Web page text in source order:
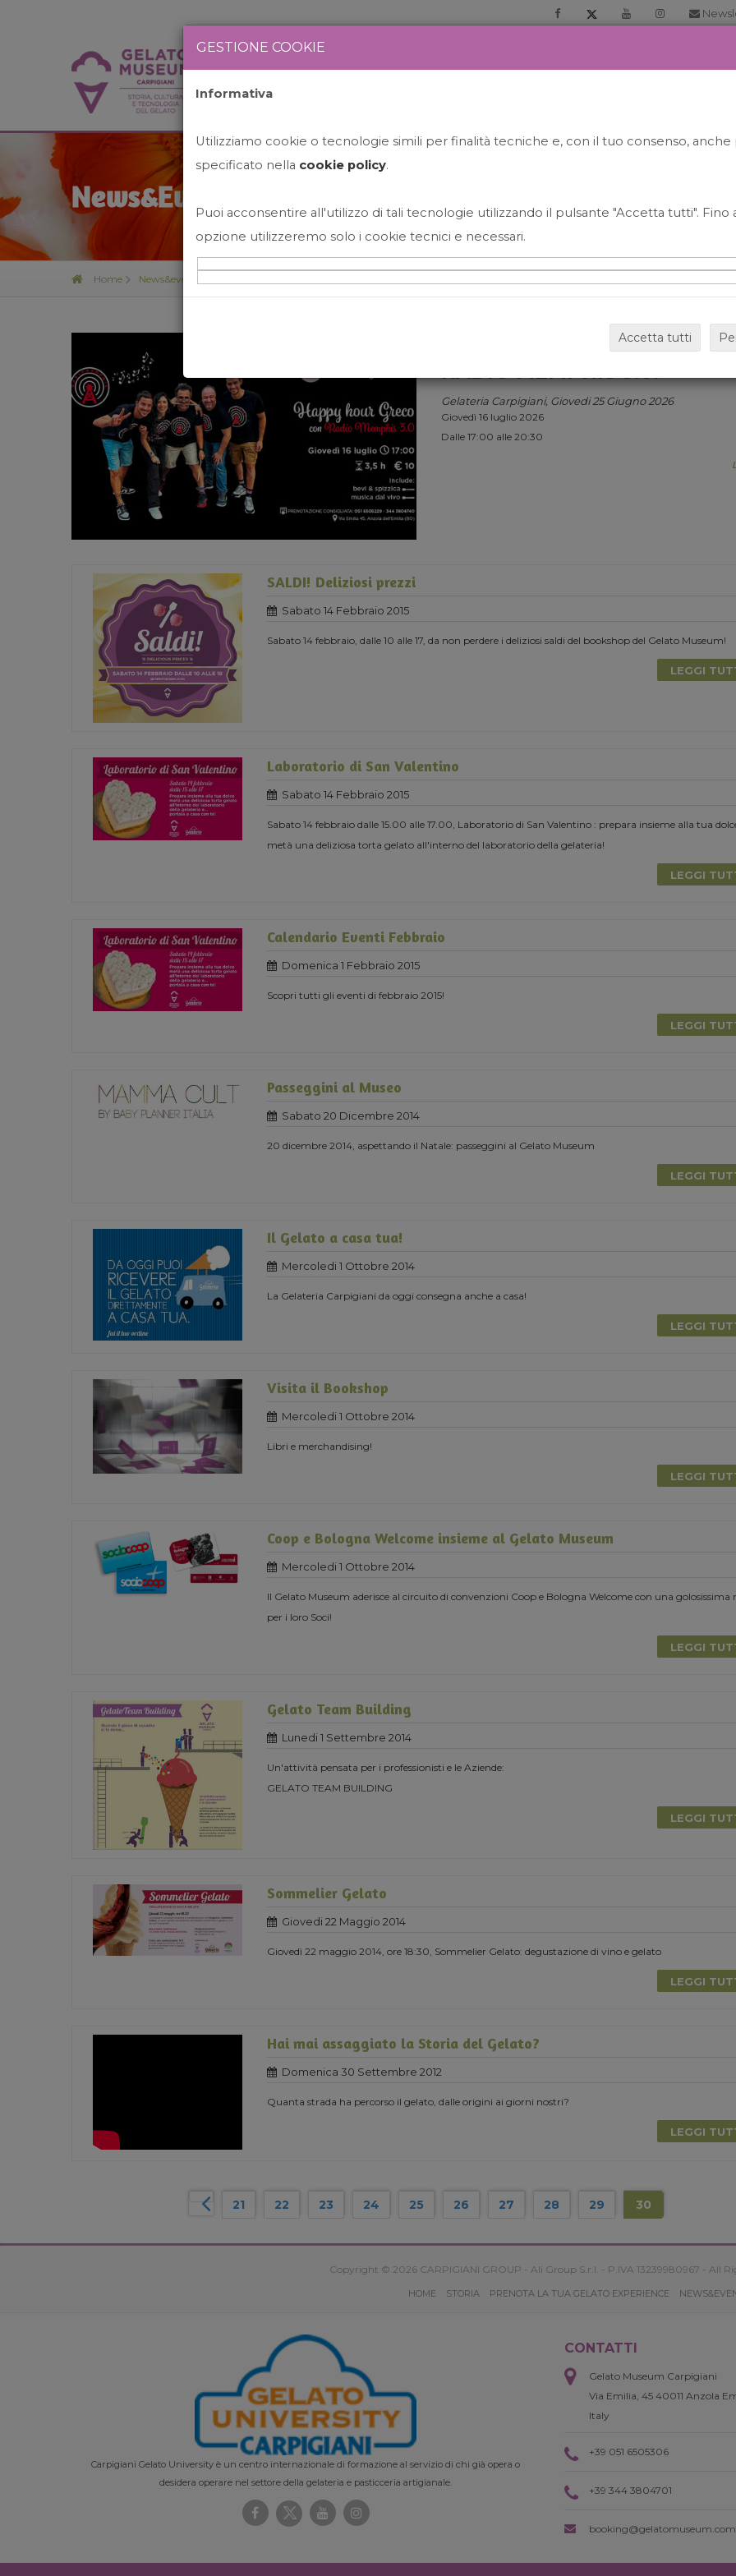
News&Events
Home News&events
HAPPY HOUR GRECO CON
RADIO MEMPHIS 3.0.
Gelateria Carpigiani, Giovedi 25 Giugno 2026
Giovedì 16 luglio 2026
Dalle 17:00 alle 20:30
SALDI! Deliziosi prezzi
Sabato 14 Febbraio 2015
Sabato 14 febbraio, dalle 10 alle 17, da non perdere i deliziosi saldi del bookshop del Gelato Museum!
LEGGI
Laboratorio di San Valentino
Sabato 14 Febbraio 2015
Sabato 14 febbraio dalle 15.00 alle 17.00, Laboratorio di San Valentino : prepara insieme alla tua
metà una deliziosa torta gelato all'interno del laboratorio della gelateria!
LEGGI
Calendario Eventi Febbraio
Domenica 1 Febbraio 2015
Scopri tutti gli eventi di febbraio 2015!
LEGGI
Passeggini al Museo
Sabato 20 Dicembre 2014
20 dicembre 2014, aspettando il Natale: passeggini al Gelato Museum
LEGGI
Il Gelato a casa tua!
Mercoledi 1 Ottobre 2014
La Gelateria Carpigiani da oggi consegna anche a casa!
LEGGI
Visita il Bookshop
Mercoledi 1 Ottobre 2014
Libri e merchandising!
LEGGI
Coop e Bologna Welcome insieme al Gelato Museum
Mercoledi 1 Ottobre 2014
Il Gelato Museum aderisce al circuito di convenzioni Coop e Bologna Welcome con una golosissima
per i loro Soci!
LEGGI
Gelato Team Building
Lunedi 1 Settembre 2014
Un'attività pensata per i professionisti e le Aziende:
GELATO TEAM BUILDING
LEGGI
Sommelier Gelato
Giovedi 22 Maggio 2014
Giovedì 22 maggio 2014, ore 18:30, Sommelier Gelato: degustazione di vino e gelato
LEGGI
Hai mai assaggiato la Storia del Gelato?
Domenica 30 Settembre 2012
Quanta strada ha percorso il gelato, dalle origini ai giorni nostri?
LEGGI
21 22 23 24 25 26 27 28 29 30
Copyright © 2026 CARPIGIANI GROUP - Ali Group S.r.l. - P.IVA 13239980967 - All
HOME STORIA PRENOTA LA TUA GELATO EXPERIENCE
Carpigiani Gelato University è un centro internazionale di formazione al servizio di chi già opera o
desidera operare nel settore della gelateria e pasticceria artigianale.
CONTATTI
Gelato Museum Carpigiani
Via Emilia, 45 40011 Anzola
Italy
+39 051 6505306
+39 344 3804701
booking@gelatomuseum.com
GESTIONE COOKIE
Informativa
Utilizziamo cookie o tecnologie simili per finalità tecniche e, con il tuo consenso,
specificato nella cookie policy.
Puoi acconsentire all'utilizzo di tali tecnologie utilizzando il pulsante "Accetta tutti". Fino
opzione utilizzeremo solo i cookie tecnici e necessari.
Accetta tutti